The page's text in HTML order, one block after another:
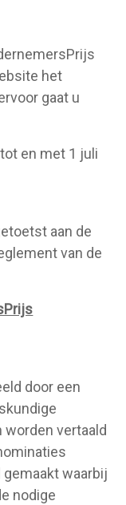
het
gaat u
en met 1 juli
aan de
van de
door een
vertaald
waarbij
nodige